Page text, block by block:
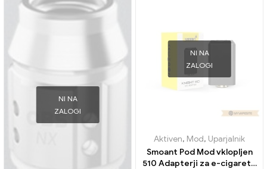
NI NA
ZALOGI
NI NA
ZALOGI
Aktiven, Mod, Uparjalnik
Smoant Pod Mod vklopljen
510 Adapterji za e-cigarete